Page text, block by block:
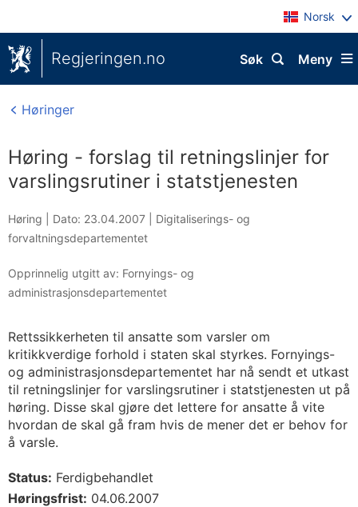
Norsk
Regjeringen.no Meny
Søk
Høringer
Høring - forslag til retningslinjer for
varslingsrutiner i statstjenesten
Høring | Dato: 23.04.2007
Digitaliserings- og
forvaltningsdepartementet
Opprinnelig utgitt av: Fornyings- og
administrasjonsdepartementet
Rettssikkerheten til ansatte som varsler om
kritikkverdige forhold i staten skal styrkes. Fornyings-
og administrasjonsdepartementet har nå sendt et utkast
til retningslinjer for varslingsrutiner i statstjenesten ut på
høring. Disse skal gjøre det lettere for ansatte å vite
hvordan de skal gå fram hvis de mener det er behov for
å varsle.
Status: Ferdigbehandlet
Høringsfrist: 04.06.2007